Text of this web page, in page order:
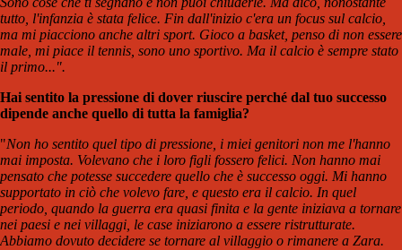
tutto, l'infanzia è stata felice. Fin dall'inizio c'era un focus sul calcio,
ma mi piacciono anche altri sport. Gioco a basket, penso di non essere
male, mi piace il tennis, sono uno sportivo. Ma il calcio è sempre stato
il primo...".
Hai sentito la pressione di dover riuscire perché dal tuo successo
dipende anche quello di tutta la famiglia?
"Non ho sentito quel tipo di pressione, i miei genitori non me l'hanno
mai imposta. Volevano che i loro figli fossero felici. Non hanno mai
pensato che potesse succedere quello che è successo oggi. Mi hanno
supportato in ciò che volevo fare, e questo era il calcio. In quel
periodo, quando la guerra era quasi finita e la gente iniziava a tornare
nei paesi e nei villaggi, le case iniziarono a essere ristrutturate.
Abbiamo dovuto decidere se tornare al villaggio o rimanere a Zara.